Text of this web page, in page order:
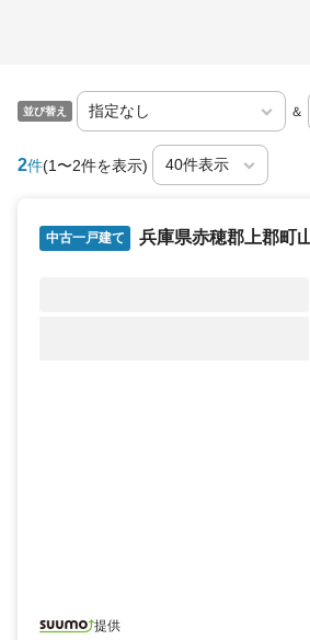
並び替え ＆
2件(1〜2件を表示)
中古一戸建て 兵庫県赤穂郡上郡町
提供